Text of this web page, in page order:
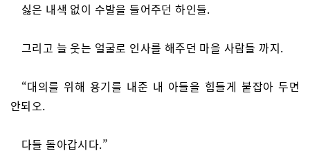
싫은 내색 없이 수발을 들어주던 하인들.
그리고 늘 웃는 얼굴로 인사를 해주던 마을 사람들 까지.
“대의를 위해 용기를 내준 내 아들을 힘들게 붙잡아 두면
안되오.
다들 돌아갑시다.”